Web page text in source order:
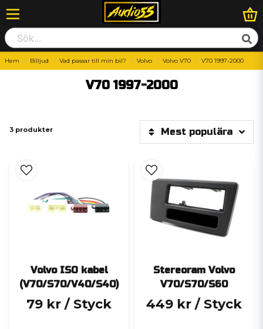
Hem Billjud Vad passar till min bil? Volvo Volvo V70 V70 1997-2000
V70 1997-2000
3 produkter Mest populära
Volvo ISO kabel
(V70/S70/V40/S40)
79 kr / Styck
Stereoram Volvo
V70/S70/S60
449 kr / Styck